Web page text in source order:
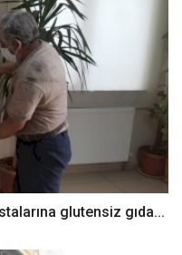
glutensiz gıda...